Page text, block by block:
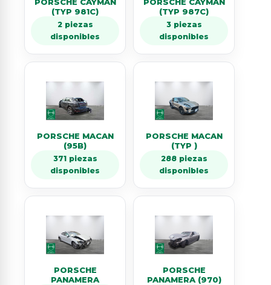
(TYP 981C)
2 piezas
disponibles
(TYP 987C)
3 piezas
disponibles
PORSCHE MACAN
(95B)
371 piezas
disponibles
PORSCHE MACAN
(TYP )
288 piezas
disponibles
PORSCHE
PANAMERA
PORSCHE
PANAMERA (970)